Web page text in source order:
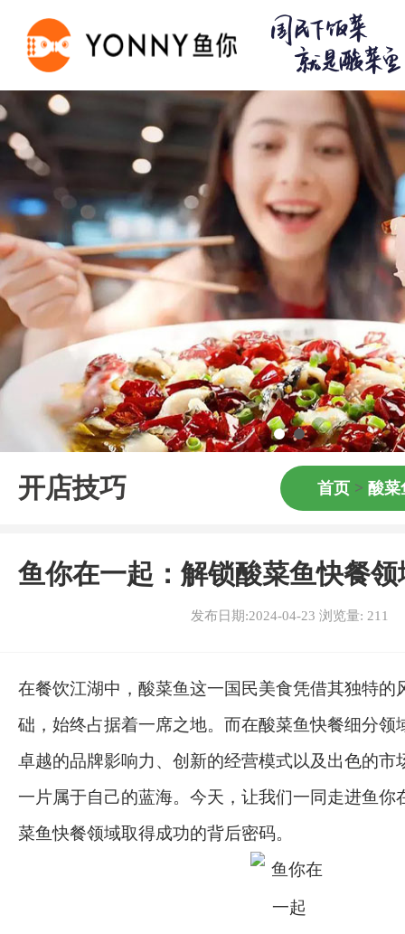
开店技巧 首页 > 酸菜
鱼你在一起：解锁酸菜鱼快餐
发布日期:2024-04-23 浏览量: 211
在餐饮江湖中，酸菜鱼这一国民美食凭借其独特的
础，始终占据着一席之地。而在酸菜鱼快餐细分领
卓越的品牌影响力、创新的经营模式以及出色的市
一片属于自己的蓝海。今天，让我们一同走进鱼你
菜鱼快餐领域取得成功的背后密码。